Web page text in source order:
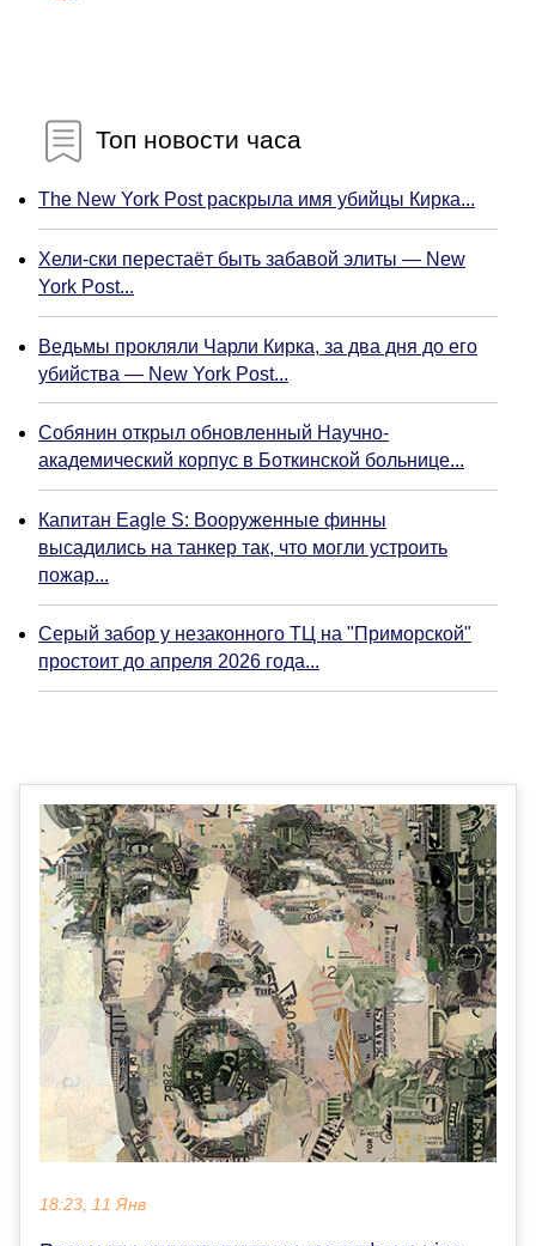
Топ новости часа
The New York Post раскрыла имя убийцы Кирка...
Хели-ски перестаёт быть забавой элиты — New
York Post...
Ведьмы прокляли Чарли Кирка, за два дня до его
убийства — New York Post...
Собянин открыл обновленный Научно-
академический корпус в Боткинской больнице...
Капитан Eagle S: Вооруженные финны
высадились на танкер так, что могли устроить
пожар...
Серый забор у незаконного ТЦ на "Приморской"
простоит до апреля 2026 года...
18:23, 11 Янв